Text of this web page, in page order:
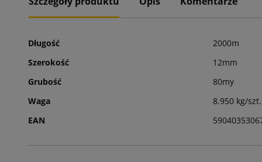
Długość
2000m
Szerokość
12mm
Grubość
80my
Waga
8.950 kg/szt.
EAN